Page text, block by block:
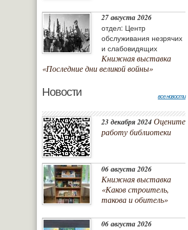
27 августа 2026
отдел: Центр
обслуживания незрячих
и слабовидящих
Книжная выставка
«Последние дни великой войны»
Новости все новости
23 декабря 2024 Оцените
работу библиотеки
06 августа 2026
Книжная выставка
«Каков строитель,
такова и обитель»
06 августа 2026